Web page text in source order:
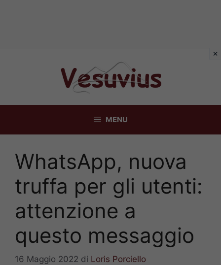
MENU
WhatsApp, nuova
truffa per gli utenti:
attenzione a
questo messaggio
16 Maggio 2022 di Loris Porciello